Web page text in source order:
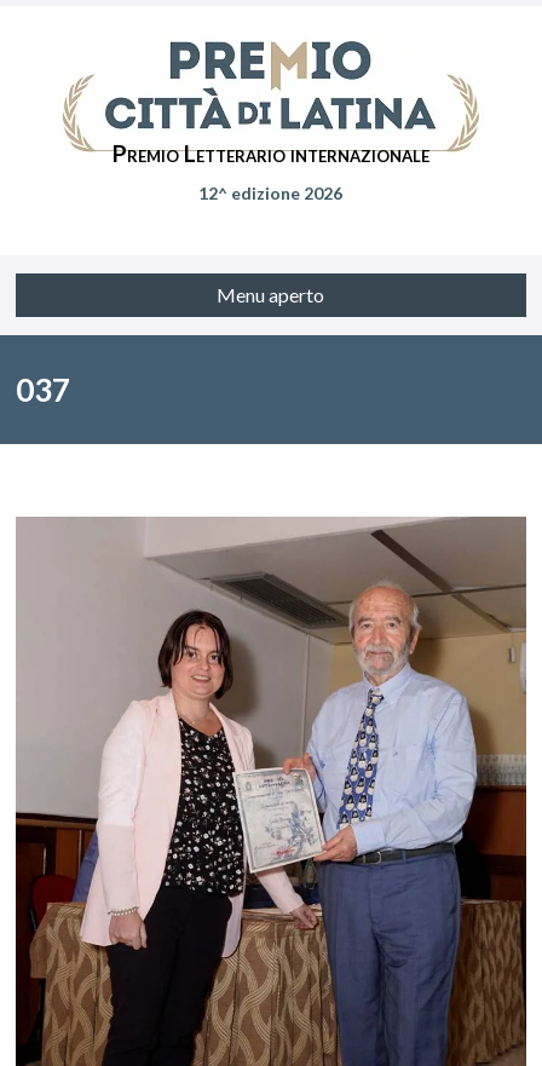
Premio Letterario internazionale
12^ edizione 2026
Menu aperto
037